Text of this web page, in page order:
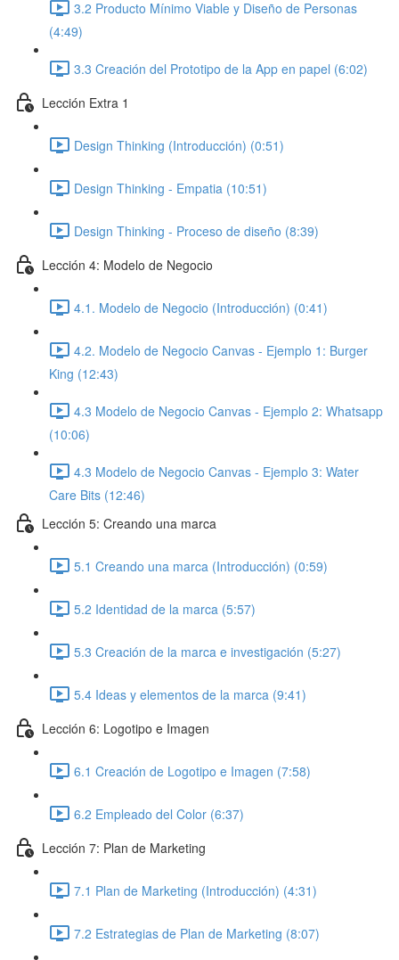
3.2 Producto Mínimo Viable y Diseño de Personas
(4:49)
3.3 Creación del Prototipo de la App en papel (6:02)
Lección Extra 1
Design Thinking (Introducción) (0:51)
Design Thinking - Empatia (10:51)
Design Thinking - Proceso de diseño (8:39)
Lección 4: Modelo de Negocio
4.1. Modelo de Negocio (Introducción) (0:41)
4.2. Modelo de Negocio Canvas - Ejemplo 1: Burger
King (12:43)
4.3 Modelo de Negocio Canvas - Ejemplo 2: Whatsapp
(10:06)
4.3 Modelo de Negocio Canvas - Ejemplo 3: Water
Care Bits (12:46)
Lección 5: Creando una marca
5.1 Creando una marca (Introducción) (0:59)
5.2 Identidad de la marca (5:57)
5.3 Creación de la marca e investigación (5:27)
5.4 Ideas y elementos de la marca (9:41)
Lección 6: Logotipo e Imagen
6.1 Creación de Logotipo e Imagen (7:58)
6.2 Empleado del Color (6:37)
Lección 7: Plan de Marketing
7.1 Plan de Marketing (Introducción) (4:31)
7.2 Estrategias de Plan de Marketing (8:07)